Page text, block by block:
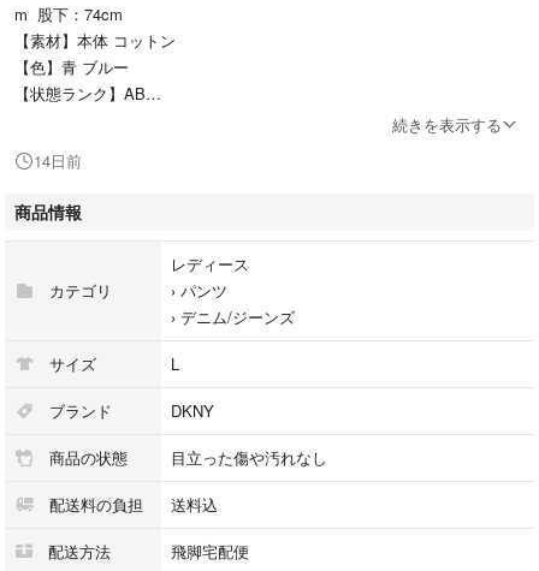
m 股下：74cm
【素材】本体 コットン
【色】青 ブルー
【状態ランク】AB
【状態】・正面右側にシミがあります。 その他に目立ったダメージはな
掲載写真や記載内容をご確認いただき、ご理解の上ご購入ください。
【付属品】付属品なし
【備考】品番:68596 表記なし こちらのお品物は店舗で保管しておらず、
商品のお問い合わせの回答を休止しております。＊各商品ページの商品詳
細等をご確認の上ご購入ください。
★本商品は一点物です
他サイトや店舗にて販売している商品です。多少のお時間差にて欠品にな
ることもございます。予めご了承頂ますようお願い致します。
こちらの商品はラクマ公式パートナーのベクトルによって出品されていま
す。
続きを表示する
14日前
商品情報
カテゴリ
レディース
› パンツ
› デニム/ジーンズ
サイズ L
ブランド DKNY
商品の状態 目立った傷や汚れなし
配送料の負担 送料込
配送方法 飛脚宅配便